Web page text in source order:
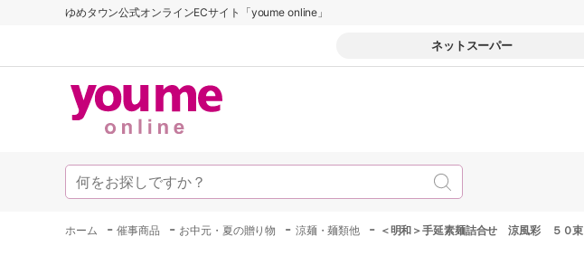
ゆめタウン公式オンラインECサイト「youme online」
ネットスーパー
ホーム -催事商品 - お中元・夏の贈り物 - 涼麺・麺類他 - ＜明和＞手延素麺詰合せ 涼風彩 ５０束